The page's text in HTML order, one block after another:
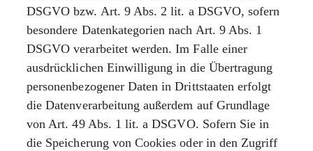
DSGVO bzw. Art. 9 Abs. 2 lit. a DSGVO, sofern
besondere Datenkategorien nach Art. 9 Abs. 1
DSGVO verarbeitet werden. Im Falle einer
ausdrücklichen Einwilligung in die Übertragung
personenbezogener Daten in Drittstaaten erfolgt
die Datenverarbeitung außerdem auf Grundlage
von Art. 49 Abs. 1 lit. a DSGVO. Sofern Sie in
die Speicherung von Cookies oder in den Zugriff